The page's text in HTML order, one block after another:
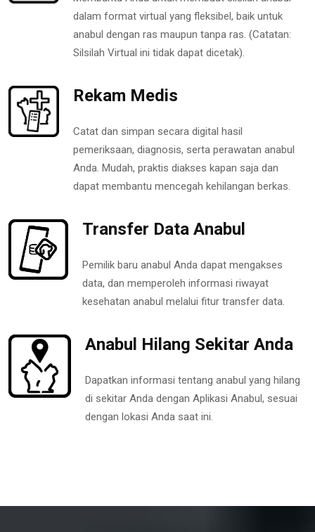
dalam format virtual yang fleksibel, baik untuk
anabul dengan ras maupun tanpa ras. (Catatan:
Silsilah Virtual ini tidak dapat dicetak).
Rekam Medis
Catat dan simpan secara digital hasil
pemeriksaan, diagnosis, serta perawatan anabul
Anda. Mudah, praktis diakses kapan saja dan
dapat membantu mencegah kehilangan berkas.
Transfer Data Anabul
Pemilik baru anabul Anda dapat mengakses
data, dan memperoleh informasi riwayat
kesehatan anabul melalui fitur transfer data.
Anabul Hilang Sekitar Anda
Dapatkan informasi tentang anabul yang hilang
di sekitar Anda dengan Aplikasi Anabul, sesuai
dengan lokasi Anda saat ini.